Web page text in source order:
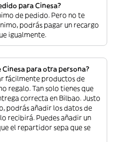
para Cinesa?
de pedido. Pero no te
podrás pagar un recargo
igualmente.
para otra persona?
fácilmente productos de
regalo. Tan solo tienes que
correcta en Bilbao. Justo
podrás añadir los datos de
recibirá. Puedes añadir un
el repartidor sepa que se